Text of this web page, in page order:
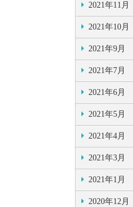
2021年11月
2021年10月
2021年9月
2021年7月
2021年6月
2021年5月
2021年4月
2021年3月
2021年1月
2020年12月